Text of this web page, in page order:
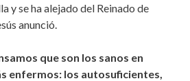
y se ha alejado del Reinado de
anunció.
que son los sanos en
enfermos: los autosuficientes,